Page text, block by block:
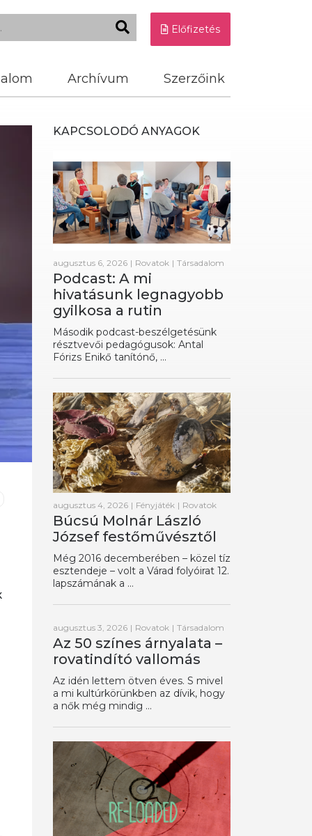
Előfizetés
Archívum Szerzőink
KAPCSOLODÓ ANYAGOK
augusztus 6, 2026 | Rovatok | Társadalom
Podcast: A mi
hivatásunk legnagyobb
gyilkosa a rutin
Második podcast-beszélgetésünk
résztvevői pedagógusok: Antal
Fórizs Enikő tanítónő, ...
augusztus 4, 2026 | Fényjáték | Rovatok
Búcsú Molnár László
József festőművésztől
Még 2016 decemberében – közel tíz
esztendeje – volt a Várad folyóirat 12.
lapszámának a ...
augusztus 3, 2026 | Rovatok | Társadalom
Az 50 színes árnyalata –
rovatindító vallomás
Az idén lettem ötven éves. S mivel
a mi kultúrkörünkben az dívik, hogy
a nők még mindig ...